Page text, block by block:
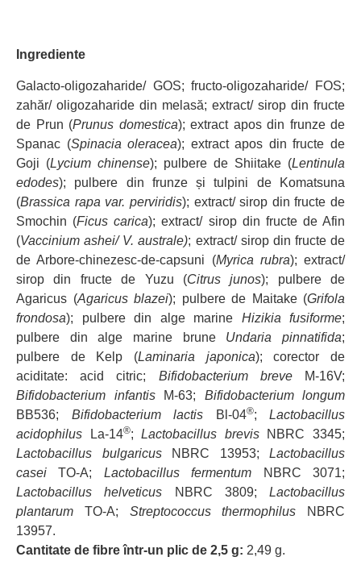
Ingrediente
Galacto-oligozaharide/ GOS; fructo-oligozaharide/ FOS;
zahăr/ oligozaharide din melasă; extract/ sirop din fructe
de Prun (Prunus domestica); extract apos din frunze de
Spanac (Spinacia oleracea); extract apos din fructe de
Goji (Lycium chinense); pulbere de Shiitake (Lentinula
edodes); pulbere din frunze și tulpini de Komatsuna
(Brassica rapa var. perviridis); extract/ sirop din fructe de
Smochin (Ficus carica); extract/ sirop din fructe de Afin
(Vaccinium ashei/ V. australe); extract/ sirop din fructe de
de Arbore-chinezesc-de-capsuni (Myrica rubra); extract/
sirop din fructe de Yuzu (Citrus junos); pulbere de
Agaricus (Agaricus blazei); pulbere de Maitake (Grifola
frondosa); pulbere din alge marine Hizikia fusiforme;
pulbere din alge marine brune Undaria pinnatifida;
pulbere de Kelp (Laminaria japonica); corector de
aciditate: acid citric; Bifidobacterium breve
M-16V;
Bifidobacterium infantisM-63; Bifidobacterium longum
BB536; Bifidobacterium lactis Bl-04®; Lactobacillus
acidophilus La-14®; Lactobacillus brevis NBRC 3345;
Lactobacillus bulgaricus
NBRC 13953; Lactobacillus
casei TO-A; Lactobacillus fermentum
NBRC 3071;
Lactobacillus helveticus NBRC 3809; Lactobacillus
plantarum TO-A; Streptococcus thermophilus
NBRC
13957.
Cantitate de fibre într-un plic de 2,5 g: 2,49 g.